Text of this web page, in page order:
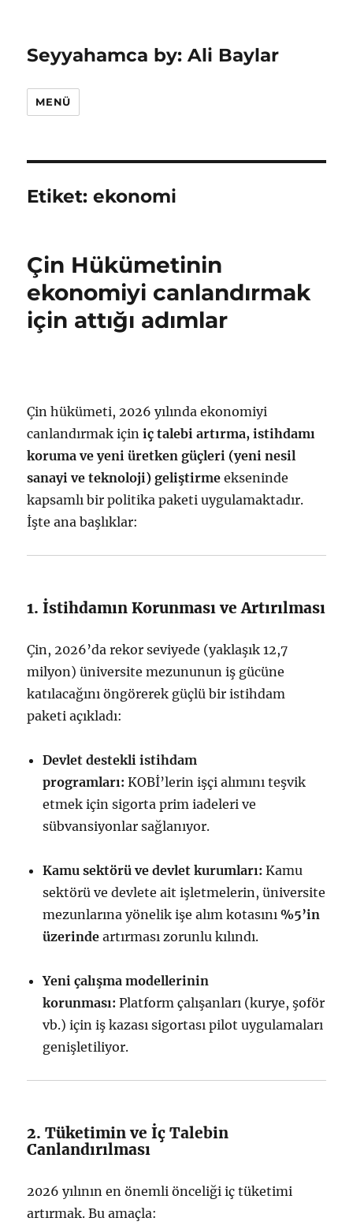
Seyyahamca by: Ali Baylar
MENÜ
Etiket:ekonomi
Çin Hükümetinin
ekonomiyi canlandırmak
için attığı adımlar
Çin hükümeti, 2026 yılında ekonomiyi
canlandırmak içiniç talebi artırma, istihdamı
koruma ve yeni üretken güçleri (yeni nesil
sanayi ve teknoloji) geliştirme ekseninde
kapsamlı bir politika paketi uygulamaktadır.
İşte ana başlıklar:
1. İstihdamın Korunması ve Artırılması
Çin, 2026’da rekor seviyede (yaklaşık 12,7
milyon) üniversite mezununun iş gücüne
katılacağını öngörerek güçlü bir istihdam
paketi açıkladı:
Devlet destekli istihdam
programları: KOBİ’lerin işçi alımını teşvik
etmek için sigorta prim iadeleri ve
sübvansiyonlar sağlanıyor.
Kamu sektörü ve devlet kurumları: Kamu
sektörü ve devlete ait işletmelerin, üniversite
mezunlarına yönelik işe alım kotasını%5’in
üzerinde artırması zorunlu kılındı.
Yeni çalışma modellerinin
korunması: Platform çalışanları (kurye, şoför
vb.) için iş kazası sigortası pilot uygulamaları
genişletiliyor.
2. Tüketimin ve İç Talebin
Canlandırılması
2026 yılının en önemli önceliği iç tüketimi
artırmak. Bu amaçla: